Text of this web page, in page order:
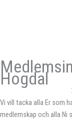
Hogdal
Vi vill tacka alla Er som
medlemskap och alla Ni